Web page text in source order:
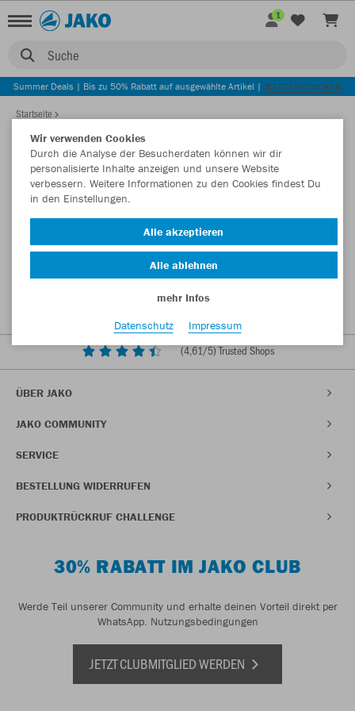
Suche
1
Summer Deals | Bis zu 50% Rabatt auf ausgewählte Artikel | JETZT ENTDECKEN
Startseite
(4,61/5) Trusted Shops
ÜBER JAKO
JAKO COMMUNITY
SERVICE
BESTELLUNG WIDERRUFEN
PRODUKTRÜCKRUF CHALLENGE
30% RABATT IM JAKO CLUB
Werde Teil unserer Community und erhalte deinen Vorteil direkt per
WhatsApp. Nutzungsbedingungen
JETZT CLUBMITGLIED WERDEN
Wir verwenden Cookies
Durch die Analyse der Besucherdaten können wir dir
personalisierte Inhalte anzeigen und unsere Website
verbessern. Weitere Informationen zu den Cookies findest Du
in den Einstellungen.
Alle akzeptieren
Alle ablehnen
mehr Infos
Datenschutz
Impressum